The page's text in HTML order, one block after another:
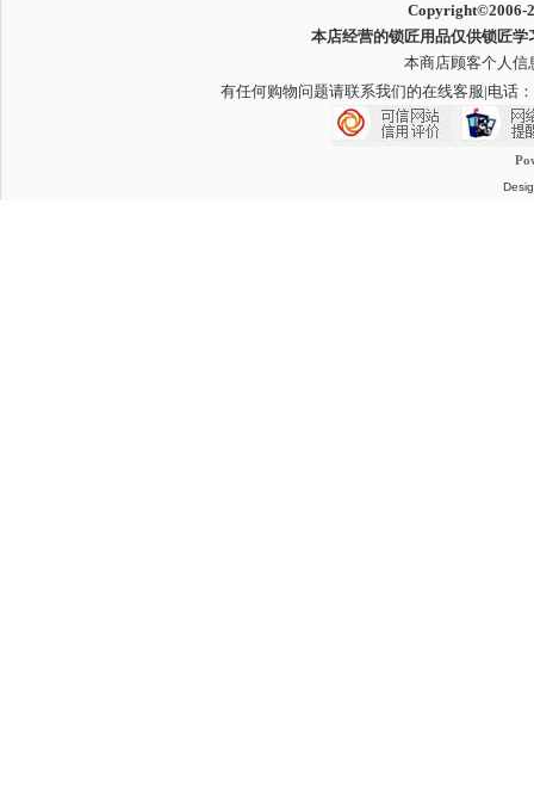
Copyright©2006-
本店经营的锁匠用品仅供锁匠
本商店顾客个人信
有任何购物问题请联系我们的在线客服|电话：